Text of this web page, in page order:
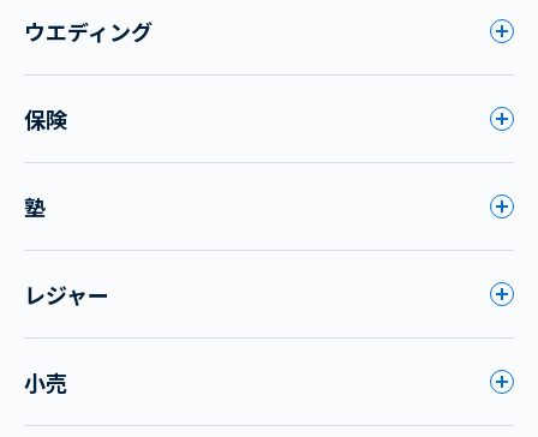
ウエディング
保険
塾
レジャー
小売